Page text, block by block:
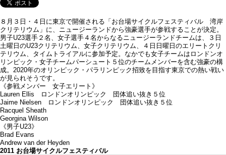
８月３日・４日に東京で開催される「お台場サイクルフェスティバル 湾岸
クリテリウム」に、ニュージーランドから強豪選手が参戦することが決定。
男子U23選手２名、女子選手４名からなるニュージーランドチームは、３日
土曜日のU23クリテリウム、女子クリテリウム、４日日曜日のエリートクリ
テリウム、タイムトライアルに参加予定。なかでも女子チームはロンドンオ
リンピック・女子チームパーシュート５位のチームメンバーを含む強豪の構
成。2020年のオリンピック・パラリンピック招致を目指す東京での熱い戦い
が見られそうです。
《参戦メンバー 女子エリート》
Lauren Ellis ロンドンオリンピック 団体追い抜き５位
Jaime Nielsen ロンドンオリンピック 団体追い抜き５位
Racquel Sheath
Georgina Wilson
《男子U23》
Brad Evans
Andrew van der Heyden
2011 お台場サイクルフェスティバル